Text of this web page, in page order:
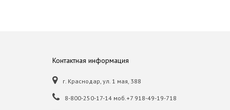
Контактная информация
г. Краснодар, ул. 1 мая, 388
8-800-250-17-14 моб.+7 918-49-19-718